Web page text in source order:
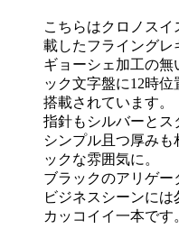
こちらはクロノスイ
載したフライングレ
ギョーシェ加工の無
ック文字盤に12時
搭載されています。
指針もシルバーとス
シンプル且つ厚み
ックな雰囲気に。
ブラックのアリゲー
ビジネスシーンに
カッコイイ一本です